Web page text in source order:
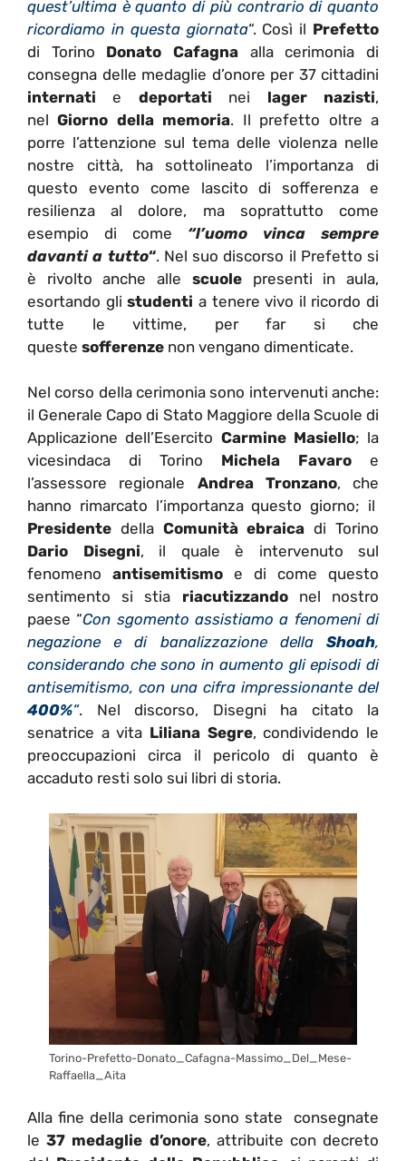
quest’ultima è quanto di più contrario di quanto
ricordiamo in questa giornata“. Così il Prefetto
di Torino Donato Cafagna alla cerimonia di
consegna delle medaglie d’onore per 37 cittadini
internati e deportati nei lager nazisti,
nelGiorno della memoria. Il prefetto oltre a
porre l’attenzione sul tema delle violenza nelle
nostre città, ha sottolineato l’importanza di
questo evento come lascito di sofferenza e
resilienza al dolore, ma soprattutto come
esempio di come “l’uomo vinca sempre
davanti a tutto“. Nel suo discorso il Prefetto si
è rivolto anche alle scuole presenti in aula,
esortando glistudenti a tenere vivo il ricordo di
tutte le vittime, per far si che
queste sofferenze non vengano dimenticate.
Nel corso della cerimonia sono intervenuti anche:
il Generale Capo di Stato Maggiore della Scuole di
Applicazione dell’Esercito Carmine Masiello; la
vicesindaca di Torino Michela Favaro e
l’assessore regionale Andrea Tronzano, che
hanno rimarcato l’importanza questo giorno; il
Presidente della Comunità ebraica di Torino
Dario
Disegni, il quale è intervenuto sul
fenomeno antisemitismo e di come questo
sentimento si stia riacutizzandonel nostro
paese “Con sgomento assistiamo a fenomeni di
negazione e di banalizzazione della Shoah,
considerando che sono in aumento gli episodi di
antisemitismo, con una cifra impressionante del
400%“. Nel discorso, Disegni ha citato la
senatrice a vita Liliana Segre, condividendo le
preoccupazioni circa il pericolo di quanto è
accaduto resti solo sui libri di storia.
Torino-Prefetto-Donato_Cafagna-Massimo_Del_Mese-
Raffaella_Aita
Alla fine della cerimonia sono state consegnate
le37 medaglie d’onore, attribuite con decreto